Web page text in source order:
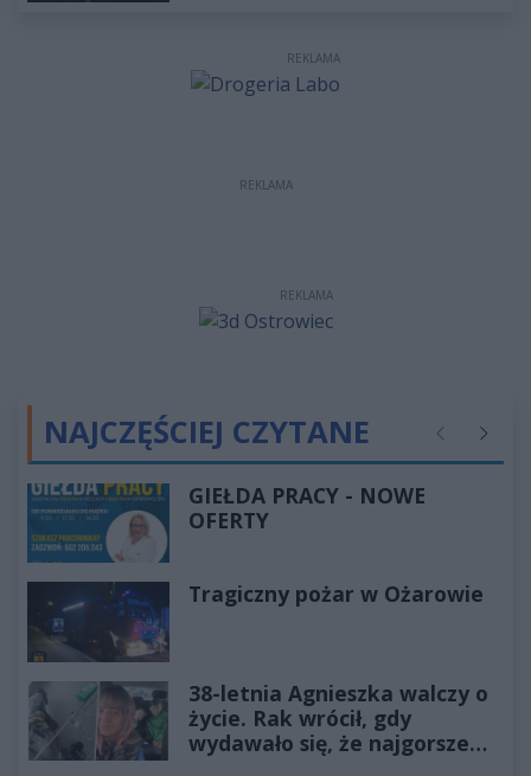
REKLAMA
REKLAMA
REKLAMA
NAJCZĘŚCIEJ CZYTANE Poprzednie
GIEŁDA PRACY - NOWE
OFERTY
Tragiczny pożar w Ożarowie
38-letnia Agnieszka walczy o
życie. Rak wrócił, gdy
wydawało się, że najgorsze